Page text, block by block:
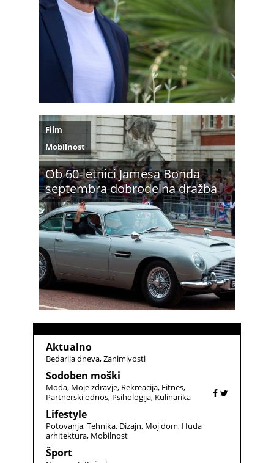
Ob 60-letnici Jamesa Bonda
septembra dobrodelna dražba
Film
Mobilnost
Aktualno
Bedarija dneva Zanimivosti
Sodoben moški
Moda Moje zdravje Rekreacija Fitnes
Partnerski odnos Psihologija Kulinarika
Lifestyle
Potovanja Tehnika Dizajn Moj dom Huda
arhitektura Mobilnost
Šport